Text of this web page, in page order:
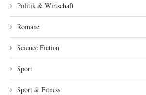
Politik & Wirtschaft
Romane
Science Fiction
Sport
Sport & Fitness